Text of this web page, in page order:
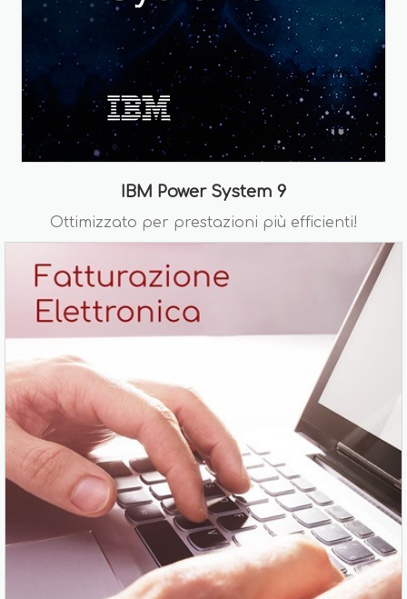
IBM Power System 9
Ottimizzato per prestazioni più efficienti!